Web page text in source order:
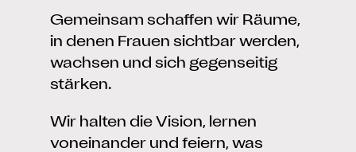
Gemeinsam schaffen wir Räume,
in denen Frauen sichtbar werden,
wachsen und sich gegenseitig
stärken.
Wir halten die Vision, lernen
voneinander und feiern, was